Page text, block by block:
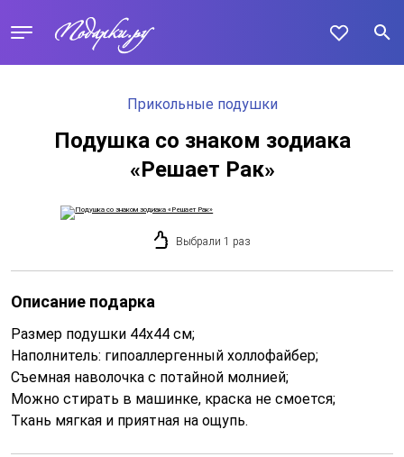
Прикольные подушки
Подушка со знаком зодиака
«Решает Рак»
Выбрали 1 раз
Описание подарка
Размер подушки 44x44 см;
Наполнитель: гипоаллергенный холлофайбер;
Съемная наволочка с потайной молнией;
Можно стирать в машинке, краска не смоется;
Ткань мягкая и приятная на ощупь.